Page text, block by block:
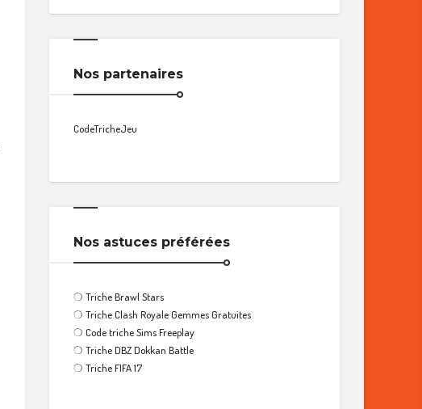
Nos partenaires
CodeTricheJeu
Nos astuces préférées
❍ Triche Brawl Stars
❍ Triche Clash Royale Gemmes Gratuites
❍ Code triche Sims Freeplay
❍ Triche DBZ Dokkan Battle
❍ Triche FIFA 17